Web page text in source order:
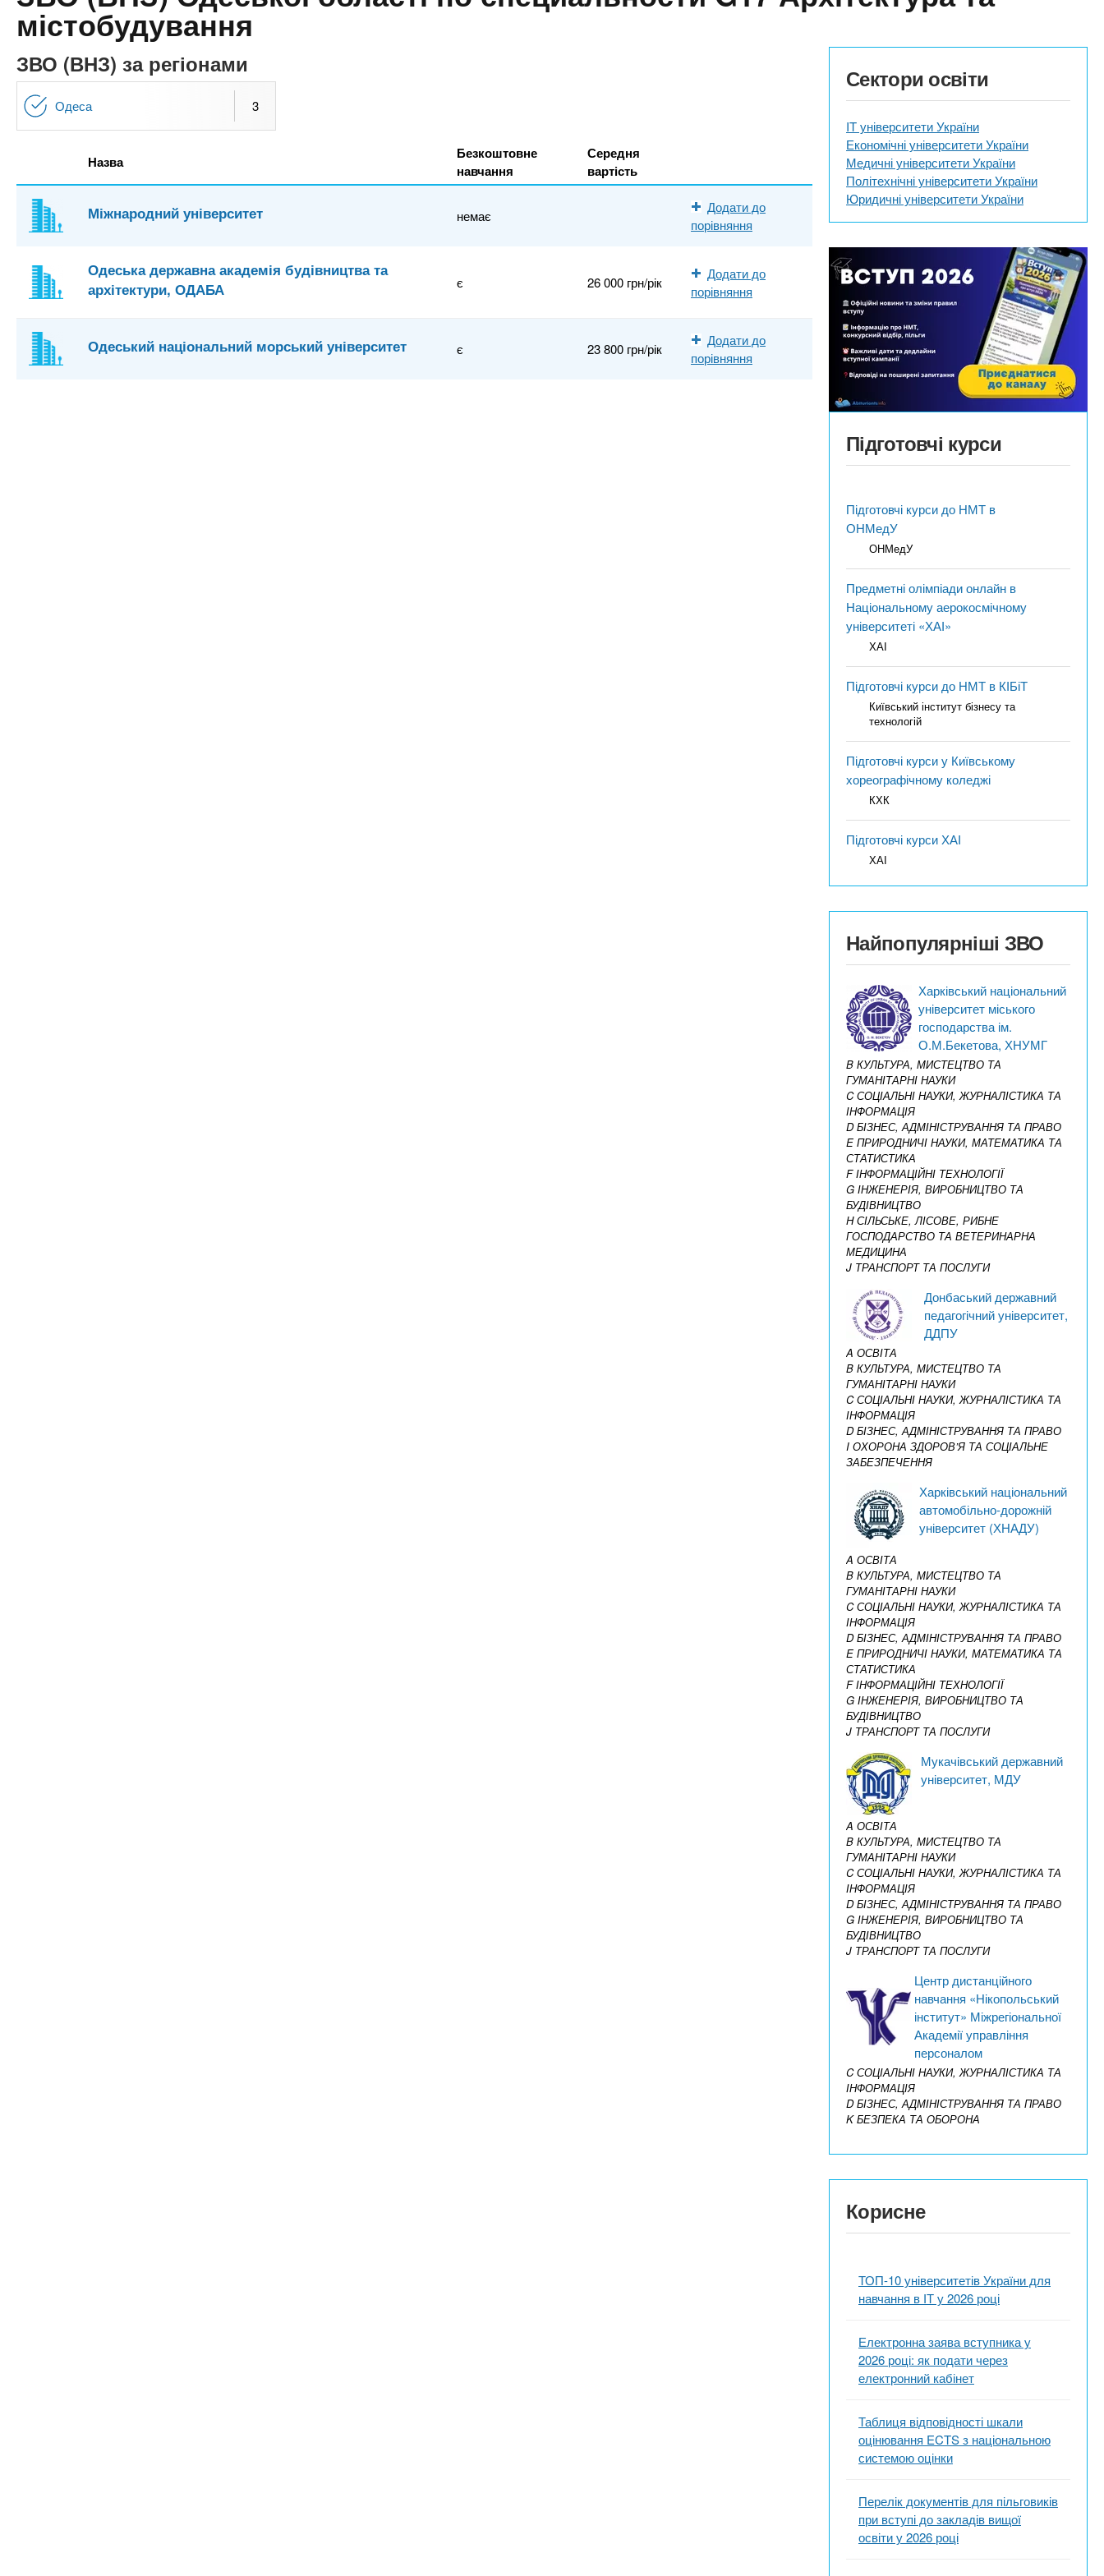
n
t
s
.
i
n
f
o
и
х
з
а
к
л
і
містобудування
ЗВО (ВНЗ) за регіонами
Одеса 3
Назва
Безкоштовне
навчання
Середня
вартість
Міжнародний університет немає
Додати до
порівняння
Одеська державна академія будівництва та
архітектури, ОДАБА
є 26 000 грн/рік
Додати до
порівняння
Одеський національний морський університет є 23 800 грн/рік
Додати до
порівняння
Сектори освіти
IT університети України
Економічні університети України
Медичні університети України
Політехнічні університети України
Юридичні університети України
Підготовчі курси
Підготовчі курси до НМТ в
ОНМедУ
ОНМедУ
Предметні олімпіади онлайн в
Національному аерокосмічному
університеті «ХАІ»
ХАІ
Підготовчі курси до НМТ в КІБіТ
Київський інститут бізнесу та
технологій
Підготовчі курси у Київському
хореографічному коледжі
КХК
Підготовчі курси ХАІ
ХАІ
Найпопулярніші ЗВО
Харківський національний
університет міського
господарства ім.
О.М.Бекетова, ХНУМГ
B КУЛЬТУРА, МИСТЕЦТВО ТА
ГУМАНІТАРНІ НАУКИ
C СОЦІАЛЬНІ НАУКИ, ЖУРНАЛІСТИКА ТА
ІНФОРМАЦІЯ
D БІЗНЕС, АДМІНІСТРУВАННЯ ТА ПРАВО
E ПРИРОДНИЧІ НАУКИ, МАТЕМАТИКА ТА
СТАТИСТИКА
F ІНФОРМАЦІЙНІ ТЕХНОЛОГІЇ
G ІНЖЕНЕРІЯ, ВИРОБНИЦТВО ТА
БУДІВНИЦТВО
H СІЛЬСЬКЕ, ЛІСОВЕ, РИБНЕ
ГОСПОДАРСТВО ТА ВЕТЕРИНАРНА
МЕДИЦИНА
J ТРАНСПОРТ ТА ПОСЛУГИ
Донбаський державний
педагогічний університет,
ДДПУ
A ОСВІТА
B КУЛЬТУРА, МИСТЕЦТВО ТА
ГУМАНІТАРНІ НАУКИ
C СОЦІАЛЬНІ НАУКИ, ЖУРНАЛІСТИКА ТА
ІНФОРМАЦІЯ
D БІЗНЕС, АДМІНІСТРУВАННЯ ТА ПРАВО
I ОХОРОНА ЗДОРОВ’Я ТА СОЦІАЛЬНЕ
ЗАБЕЗПЕЧЕННЯ
Харківський національний
автомобільно-дорожній
університет (ХНАДУ)
A ОСВІТА
B КУЛЬТУРА, МИСТЕЦТВО ТА
ГУМАНІТАРНІ НАУКИ
C СОЦІАЛЬНІ НАУКИ, ЖУРНАЛІСТИКА ТА
ІНФОРМАЦІЯ
D БІЗНЕС, АДМІНІСТРУВАННЯ ТА ПРАВО
E ПРИРОДНИЧІ НАУКИ, МАТЕМАТИКА ТА
СТАТИСТИКА
F ІНФОРМАЦІЙНІ ТЕХНОЛОГІЇ
G ІНЖЕНЕРІЯ, ВИРОБНИЦТВО ТА
БУДІВНИЦТВО
J ТРАНСПОРТ ТА ПОСЛУГИ
Мукачівський державний
університет, МДУ
A ОСВІТА
B КУЛЬТУРА, МИСТЕЦТВО ТА
ГУМАНІТАРНІ НАУКИ
C СОЦІАЛЬНІ НАУКИ, ЖУРНАЛІСТИКА ТА
ІНФОРМАЦІЯ
D БІЗНЕС, АДМІНІСТРУВАННЯ ТА ПРАВО
G ІНЖЕНЕРІЯ, ВИРОБНИЦТВО ТА
БУДІВНИЦТВО
J ТРАНСПОРТ ТА ПОСЛУГИ
Центр дистанційного
навчання «Нікопольський
інститут» Міжрегіональної
Академії управління
персоналом
C СОЦІАЛЬНІ НАУКИ, ЖУРНАЛІСТИКА ТА
ІНФОРМАЦІЯ
D БІЗНЕС, АДМІНІСТРУВАННЯ ТА ПРАВО
K БЕЗПЕКА ТА ОБОРОНА
Корисне
ТОП-10 університетів України для
навчання в ІТ у 2026 році
Електронна заява вступника у
2026 році: як подати через
електронний кабінет
Таблиця відповідності шкали
оцінювання ECTS з національною
системою оцінки
Перелік документів для пільговиків
при вступі до закладів вищої
освіти у 2026 році